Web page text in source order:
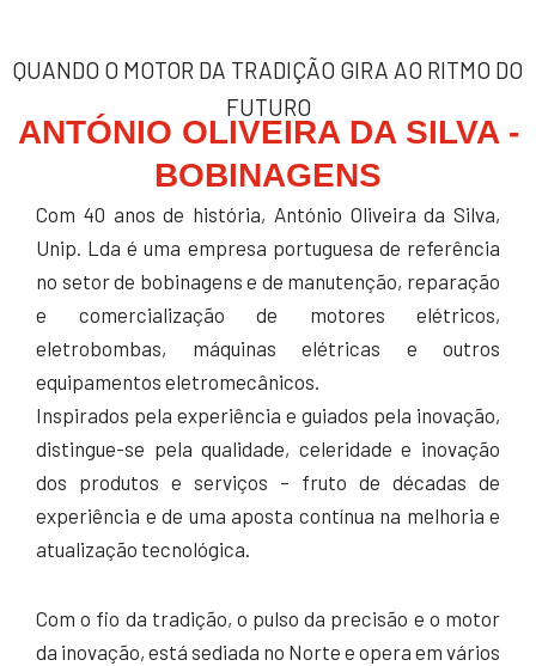
QUANDO O MOTOR DA TRADIÇÃO GIRA AO RITMO DO
FUTURO
ANTÓNIO OLIVEIRA DA SILVA -
BOBINAGENS
Com 40 anos de história, António Oliveira da Silva,
Unip. Lda é uma empresa portuguesa de referência
no setor de bobinagens e de manutenção, reparação
e comercialização de motores elétricos,
eletrobombas, máquinas elétricas e outros
equipamentos eletromecânicos.
Inspirados pela experiência e guiados pela inovação,
distingue-se pela qualidade, celeridade e inovação
dos produtos e serviços – fruto de décadas de
experiência e de uma aposta contínua na melhoria e
atualização tecnológica.
Com o fio da tradição, o pulso da precisão e o motor
da inovação, está sediada no Norte e opera em vários